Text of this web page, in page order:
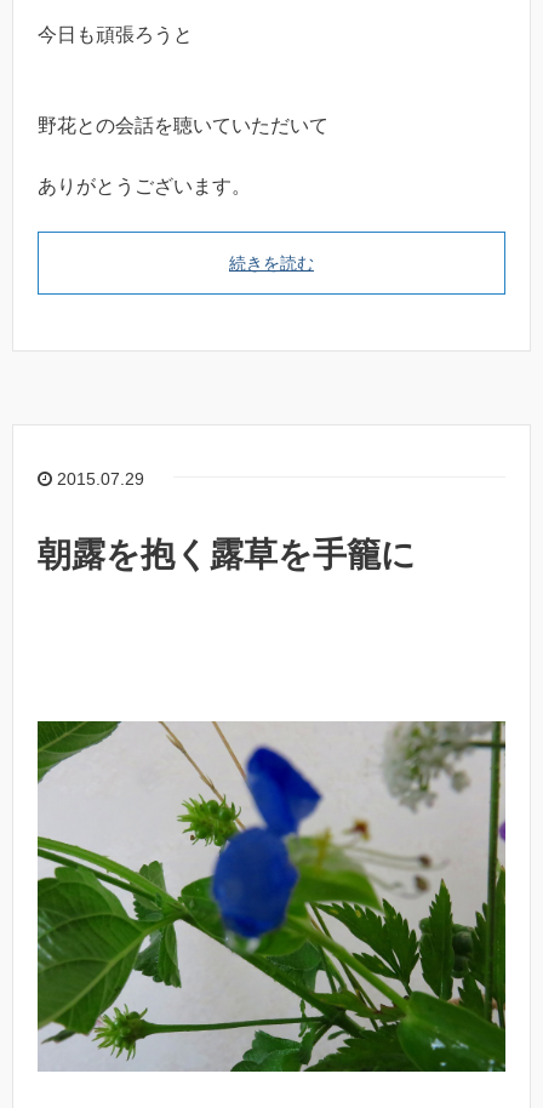
今日も頑張ろうと
野花との会話を聴いていただいて
ありがとうございます。
続きを読む
2015.07.29
朝露を抱く露草を手籠に